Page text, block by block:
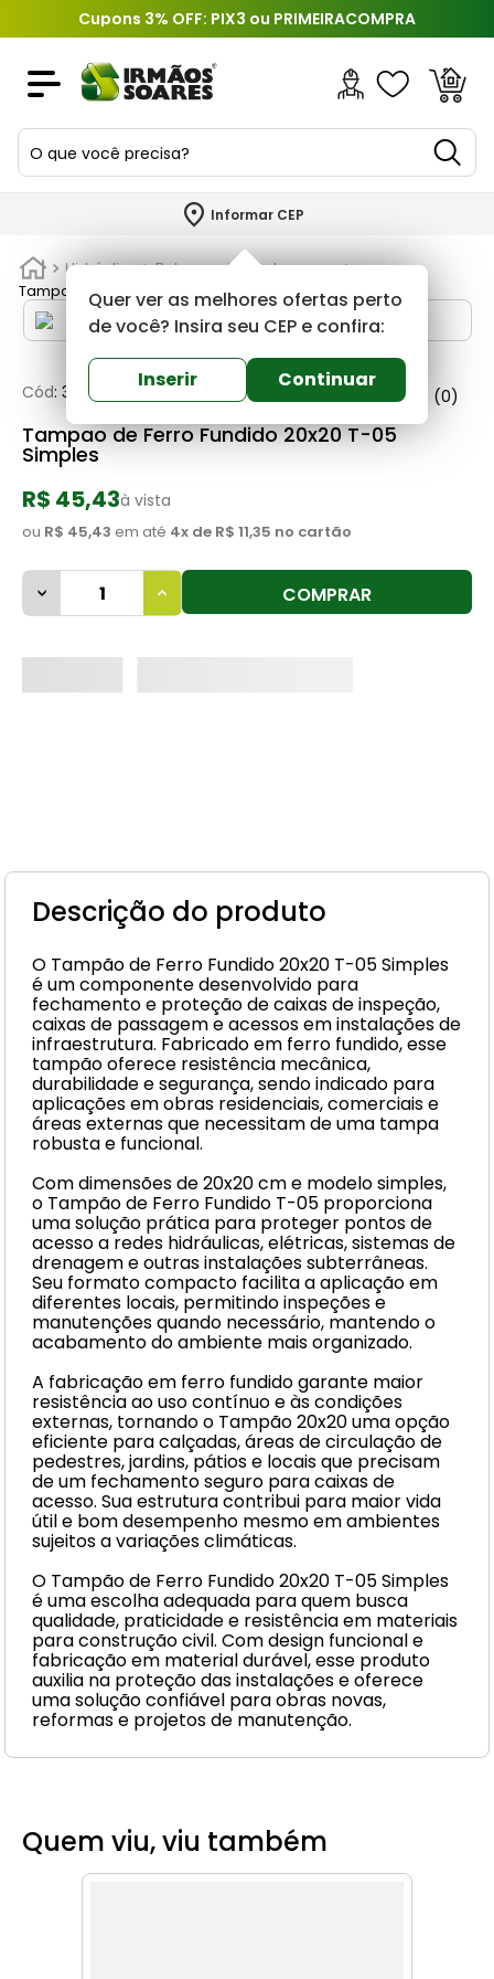
Cupons 3% OFF: PIX3 ou PRIMEIRACOMPRA
O que você precisa?
Informar CEP
Quer ver as melhores ofertas perto
de você? Insira seu CEP e confira:
Inserir Continuar
Hidráulica
Ralos, grelhas e tampoes
Tampao de Ferro Fundido 20x20 T-05 Simples
Cód:372218 Lobofer (0)
Tampao de Ferro Fundido 20x20 T-05
Simples
R$ 45,43à vista
ou R$ 45,43 em até 4x de R$ 11,35 no cartão
COMPRAR
Descrição do produto
O Tampão de Ferro Fundido 20x20 T-05 Simples
é um componente desenvolvido para
fechamento e proteção de caixas de inspeção,
caixas de passagem e acessos em instalações de
infraestrutura. Fabricado em ferro fundido, esse
tampão oferece resistência mecânica,
durabilidade e segurança, sendo indicado para
aplicações em obras residenciais, comerciais e
áreas externas que necessitam de uma tampa
robusta e funcional.
Com dimensões de 20x20 cm e modelo simples,
o Tampão de Ferro Fundido T-05 proporciona
uma solução prática para proteger pontos de
acesso a redes hidráulicas, elétricas, sistemas de
drenagem e outras instalações subterrâneas.
Seu formato compacto facilita a aplicação em
diferentes locais, permitindo inspeções e
manutenções quando necessário, mantendo o
acabamento do ambiente mais organizado.
A fabricação em ferro fundido garante maior
resistência ao uso contínuo e às condições
externas, tornando o Tampão 20x20 uma opção
eficiente para calçadas, áreas de circulação de
pedestres, jardins, pátios e locais que precisam
de um fechamento seguro para caixas de
acesso. Sua estrutura contribui para maior vida
útil e bom desempenho mesmo em ambientes
sujeitos a variações climáticas.
O Tampão de Ferro Fundido 20x20 T-05 Simples
é uma escolha adequada para quem busca
qualidade, praticidade e resistência em materiais
para construção civil. Com design funcional e
fabricação em material durável, esse produto
auxilia na proteção das instalações e oferece
uma solução confiável para obras novas,
reformas e projetos de manutenção.
Quem viu, viu também
TERMOS MAIS BUSCADOS
2º
3º
porta
revestimento
5º
argamassa
6º
telha
cimento
10
janela